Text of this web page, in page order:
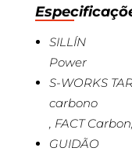
SILLÍN
Power
S-WORKS
carbono
, FACT
GUIDÃO